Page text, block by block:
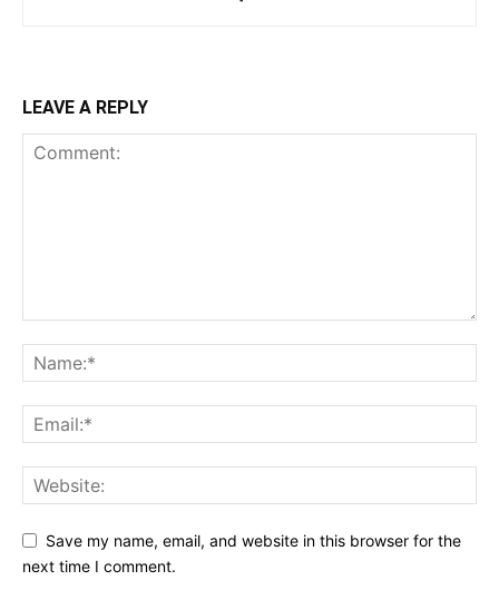
LEAVE A REPLY
Save my name, email, and website in this browser for the
next time I comment.